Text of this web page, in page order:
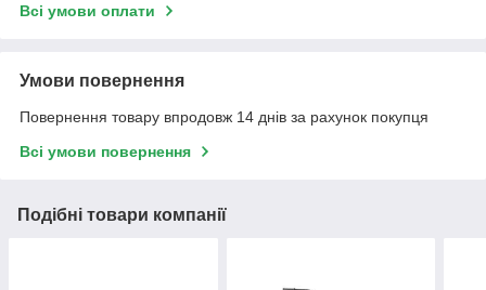
Всі умови оплати
Умови повернення
Повернення товару впродовж 14 днів за рахунок покупця
Всі умови повернення
Подібні товари компанії